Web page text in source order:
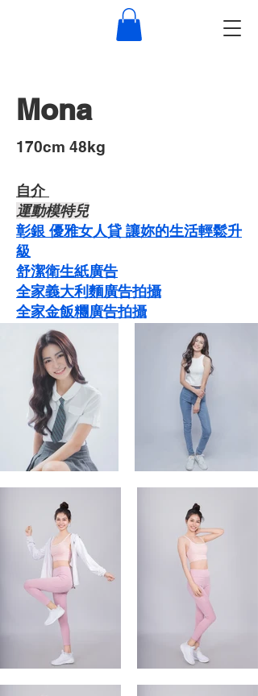
Mona
​170cm 48kg
自介 ​
運動模特兒
彰銀 優雅女人貸 讓妳的生活輕鬆升
級
舒潔衛生紙廣告
​​全家義大利麵廣告拍攝
​全家金飯糰廣告拍攝